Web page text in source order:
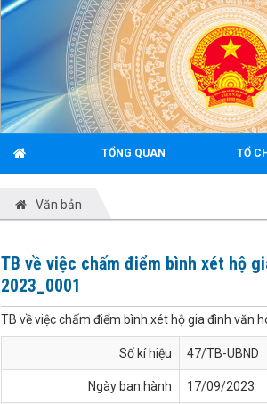
TỔNG QUAN TỔ
Văn bản
TB về việc chấm điểm bình xét hộ
2023_0001
TB về việc chấm điểm bình xét hộ gia đình văn
Số kí hiệu 47/TB-UBND
Ngày ban hành 17/09/2023